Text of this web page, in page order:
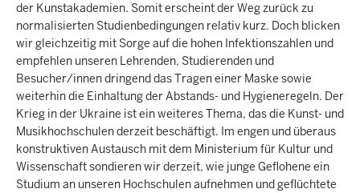
der Kunstakademien. Somit erscheint der Weg zurück zu
normalisierten Studienbedingungen relativ kurz. Doch blicken
wir gleichzeitig mit Sorge auf die hohen Infektionszahlen und
empfehlen unseren Lehrenden, Studierenden und
Besucher/innen dringend das Tragen einer Maske sowie
weiterhin die Einhaltung der Abstands- und Hygieneregeln. Der
Krieg in der Ukraine ist ein weiteres Thema, das die Kunst- und
Musikhochschulen derzeit beschäftigt. Im engen und überaus
konstruktiven Austausch mit dem Ministerium für Kultur und
Wissenschaft sondieren wir derzeit, wie junge Geflohene ein
Studium an unseren Hochschulen aufnehmen und geflüchtete